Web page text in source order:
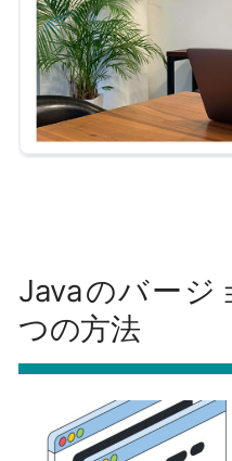
Javaのバージ
つの方法